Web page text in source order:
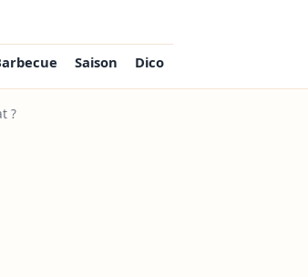
Saison Dico
?